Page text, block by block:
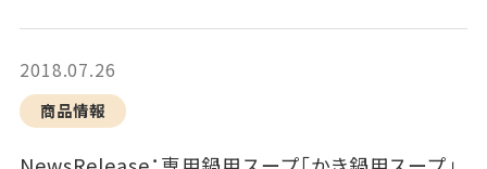
2018.07.26
商品情報